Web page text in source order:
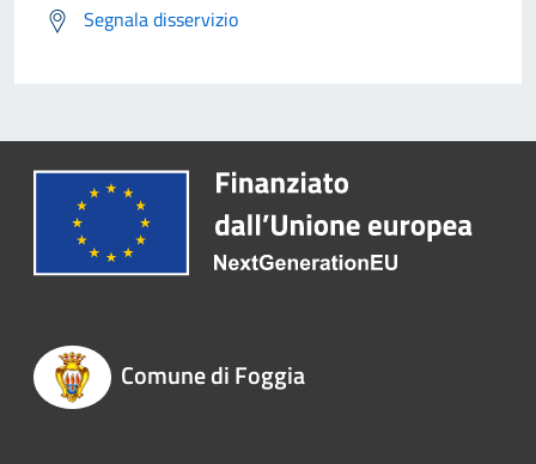
Segnala disservizio
Comune di Foggia